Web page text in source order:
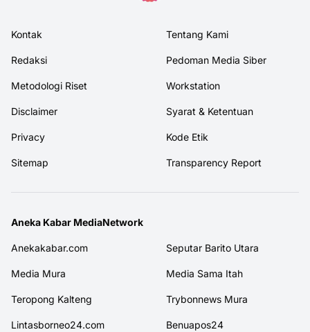
Kontak Tentang Kami
Redaksi Pedoman Media Siber
Metodologi Riset Workstation
Disclaimer Syarat & Ketentuan
Privacy Kode Etik
Sitemap Transparency Report
Aneka Kabar MediaNetwork
Anekakabar.com Seputar Barito Utara
Media Mura Media Sama Itah
Teropong Kalteng Trybonnews Mura
Lintasborneo24.com Benuapos24